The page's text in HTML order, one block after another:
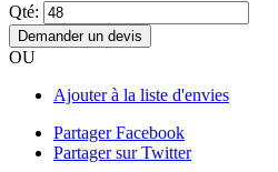
Qté:
Demander un devis
OU
Ajouter à la liste d'envies
Partager Facebook
Partager sur Twitter